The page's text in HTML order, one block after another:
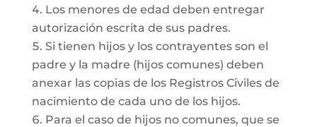
Los menores de edad deben entregar
autorización escrita de sus padres.
Si tienen hijos y los contrayentes son el
padre y la madre (hijos comunes) deben
anexar las copias de los Registros Civiles de
nacimiento de cada uno de los hijos.
Para el caso de hijos no comunes, que se